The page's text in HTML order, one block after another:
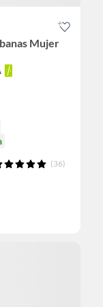
Mujer
(36)